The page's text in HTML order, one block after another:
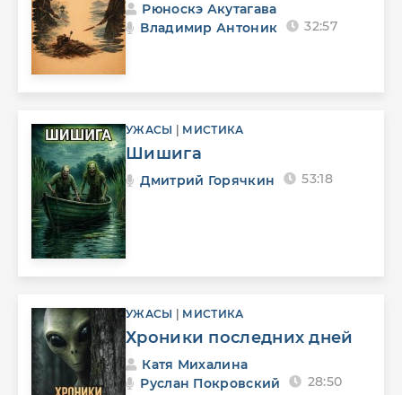
Рюноскэ Акутагава
Владимир Антоник
32:57
УЖАСЫ МИСТИКА
Шишига
Дмитрий Горячкин 53:18
УЖАСЫ МИСТИКА
Хроники последних дней
Катя Михалина
Руслан Покровский
28:50